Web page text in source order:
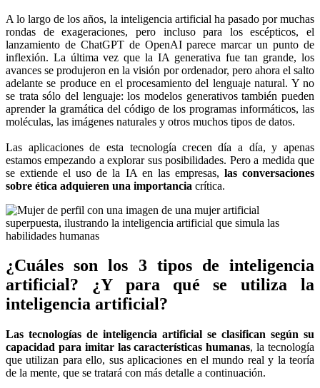
A lo largo de los años, la inteligencia artificial ha pasado por muchas
rondas de exageraciones, pero incluso para los escépticos, el
lanzamiento de ChatGPT de OpenAI parece marcar un punto de
inflexión. La última vez que la IA generativa fue tan grande, los
avances se produjeron en la visión por ordenador, pero ahora el salto
adelante se produce en el procesamiento del lenguaje natural. Y no
se trata sólo del lenguaje: los modelos generativos también pueden
aprender la gramática del código de los programas informáticos, las
moléculas, las imágenes naturales y otros muchos tipos de datos.
Las aplicaciones de esta tecnología crecen día a día, y apenas
estamos empezando a explorar sus posibilidades. Pero a medida que
se extiende el uso de la IA en las empresas, las conversaciones
sobre ética adquieren una importancia crítica.
¿Cuáles son los 3 tipos de inteligencia
artificial? ¿Y para qué se utiliza la
inteligencia artificial?
Las tecnologías de inteligencia artificial se clasifican según su
capacidad para imitar las características humanas, la tecnología
que utilizan para ello, sus aplicaciones en el mundo real y la teoría
de la mente, que se tratará con más detalle a continuación.